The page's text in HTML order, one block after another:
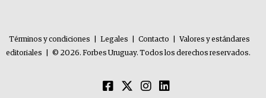
Términos y condiciones Legales Contacto
Valores y estándares
editoriales
© 2026. Forbes Uruguay. Todos los derechos reservados.